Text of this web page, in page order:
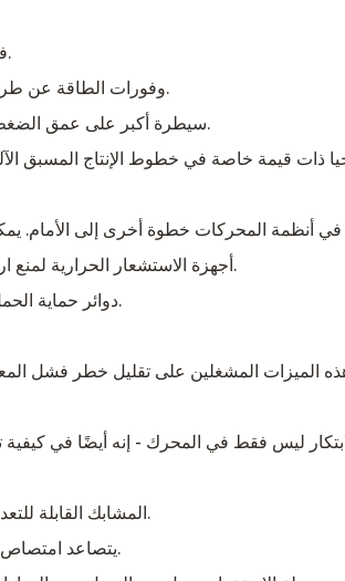
في الوقت الحقيقي تعديل تردد الاهتزاز لتناسب مواد مختلفة.
وفورات الطاقة عن طريق تقليل الطاقة الحركية غير الضرورية خلال المهام الأخف.
سيطرة أكبر على عمق الضغط والكثافة ، وتحسين النهاية الكلية وكثافة عناصر الخرسانة.
أجهزة الاستشعار الحرارية لمنع ارتفاع درجة الحرارة عن طريق الإغلاق تلقائيًا أو تقليل الحمل.
دوائر حماية الحمل الزائد التي تحمي من قطرات الجهد المفاجئ أو العواصف.
المشابك القابلة للتعديل التي تناسب مجموعة متنوعة من أحجام وأشكال القالب.
يتصاعد امتصاص الاهتزاز لتقليل نقل الطاقة إلى السقالات أو الدعم المؤقت.